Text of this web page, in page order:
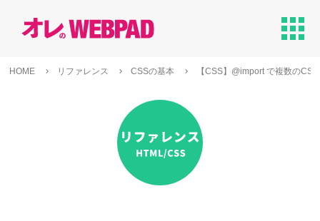
apps
HOME リファレンス CSSの基本 【CSS】@import で複数の